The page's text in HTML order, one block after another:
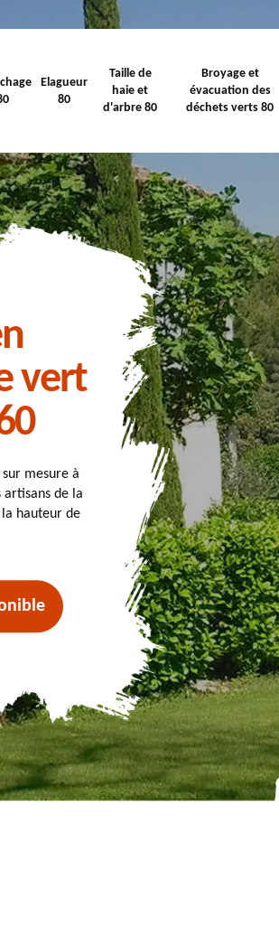
Elagueur
80
Taille de
haie et
d'arbre 80
Broyage et
évacuation des
déchets verts 80
vert
mesure à
artisans de la
la hauteur de